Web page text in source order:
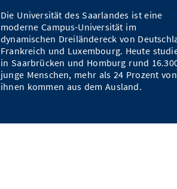
Die Universität des Saarlandes ist eine
moderne Campus-Universität im
dynamischen Dreiländereck von
Frankreich und Luxembourg. Heute
in Saarbrücken und Homburg rund
junge Menschen, mehr als 24 Prozent von
ihnen kommen aus dem Ausland.